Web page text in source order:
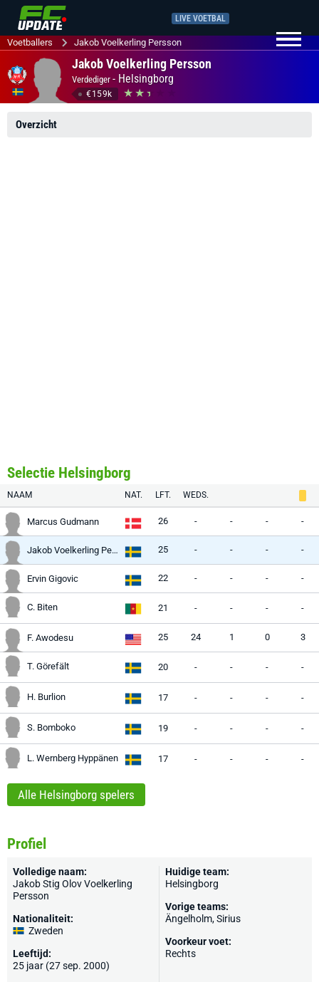
LIVE VOETBAL
Voetballers Jakob Voelkerling Persson
Jakob Voelkerling Persson
Verdediger - Helsingborg
€159k
Overzicht
Selectie Helsingborg
NAAM NAT. LFT. WEDS.
Marcus Gudmann 26 - - - -
Jakob Voelkerling Persson 25 - - - -
Ervin Gigovic 22 - - - -
C. Biten 21 - - - -
F. Awodesu 25 24 1 0 3
T. Görefält 20 - - - -
H. Burlion 17 - - - -
S. Bomboko 19 - - - -
L. Wernberg Hyppänen 17 - - - -
Alle Helsingborg spelers
Profiel
Volledige naam:
Jakob Stig Olov Voelkerling
Persson
Nationaliteit:
Zweden
Leeftijd:
25 jaar (27 sep. 2000)
Huidige team:
Helsingborg
Vorige teams:
Ängelholm, Sirius
Voorkeur voet:
Rechts